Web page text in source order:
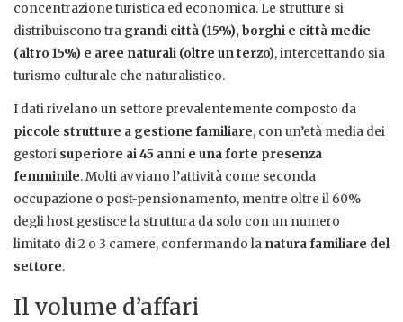
concentrazione turistica ed economica. Le strutture si
distribuiscono tra grandi città (15%), borghi e città medie
(altro 15%) e aree naturali (oltre un terzo), intercettando sia
turismo culturale che naturalistico.
I dati rivelano un settore prevalentemente composto da
piccole strutture a gestione familiare, con un’età media dei
gestori superiore ai 45 anni e una forte presenza
femminile. Molti avviano l’attività come seconda
occupazione o post-pensionamento, mentre oltre il 60%
degli host gestisce la struttura da solo con un numero
limitato di 2 o 3 camere, confermando la natura familiare del
settore.
Il volume d’affari